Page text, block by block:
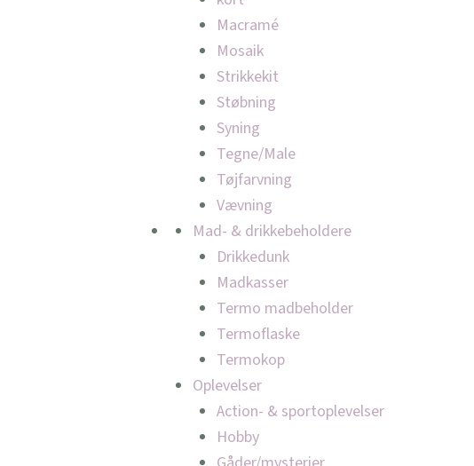
Macramé
Mosaik
Strikkekit
Støbning
Syning
Tegne/Male
Tøjfarvning
Vævning
Mad- & drikkebeholdere
Drikkedunk
Madkasser
Termo madbeholder
Termoflaske
Termokop
Oplevelser
Action- & sportoplevelser
Hobby